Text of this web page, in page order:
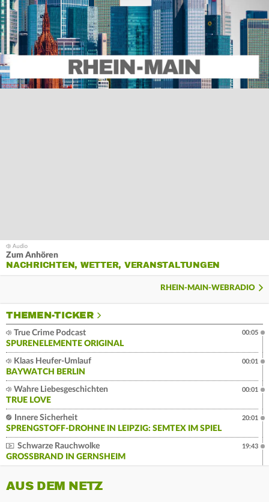
Zum Anhören
NACHRICHTEN, WETTER, VERANSTALTUNGEN
RHEIN-MAIN-WEBRADIO
THEMEN-TICKER
True Crime Podcast
SPURENELEMENTE ORIGINAL
00:05
Klaas Heufer-Umlauf
BAYWATCH BERLIN
00:01
Wahre Liebesgeschichten
TRUE LOVE
00:01
Innere Sicherheit
SPRENGSTOFF-DROHNE IN LEIPZIG: SEMTEX IM SPIEL
20:01
Schwarze Rauchwolke
GROSSBRAND IN GERNSHEIM
19:43
AUS DEM NETZ